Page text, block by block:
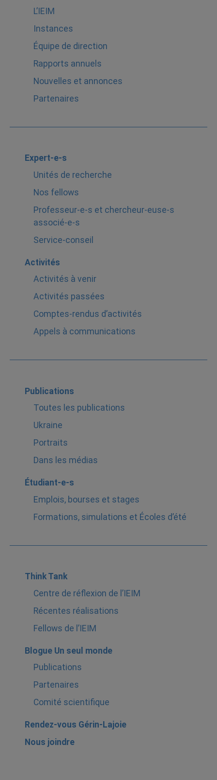
L’IEIM
Instances
Équipe de direction
Rapports annuels
Nouvelles et annonces
Partenaires
Expert-e-s
Unités de recherche
Nos fellows
Professeur-e-s et chercheur-euse-s
associé-e-s
Service-conseil
Activités
Activités à venir
Activités passées
Comptes-rendus d’activités
Appels à communications
Publications
Toutes les publications
Ukraine
Portraits
Dans les médias
Étudiant-e-s
Emplois, bourses et stages
Formations, simulations et Écoles d’été
Think Tank
Centre de réflexion de l’IEIM
Récentes réalisations
Fellows de l’IEIM
Blogue Un seul monde
Publications
Partenaires
Comité scientifique
Rendez-vous Gérin-Lajoie
Nous joindre